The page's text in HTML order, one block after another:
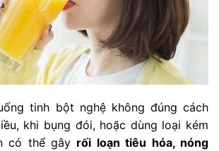
tinh bột nghệ không đúng cách
khi bụng đói, hoặc dùng loại kém
có thể gây rối loạn tiêu hóa, nóng